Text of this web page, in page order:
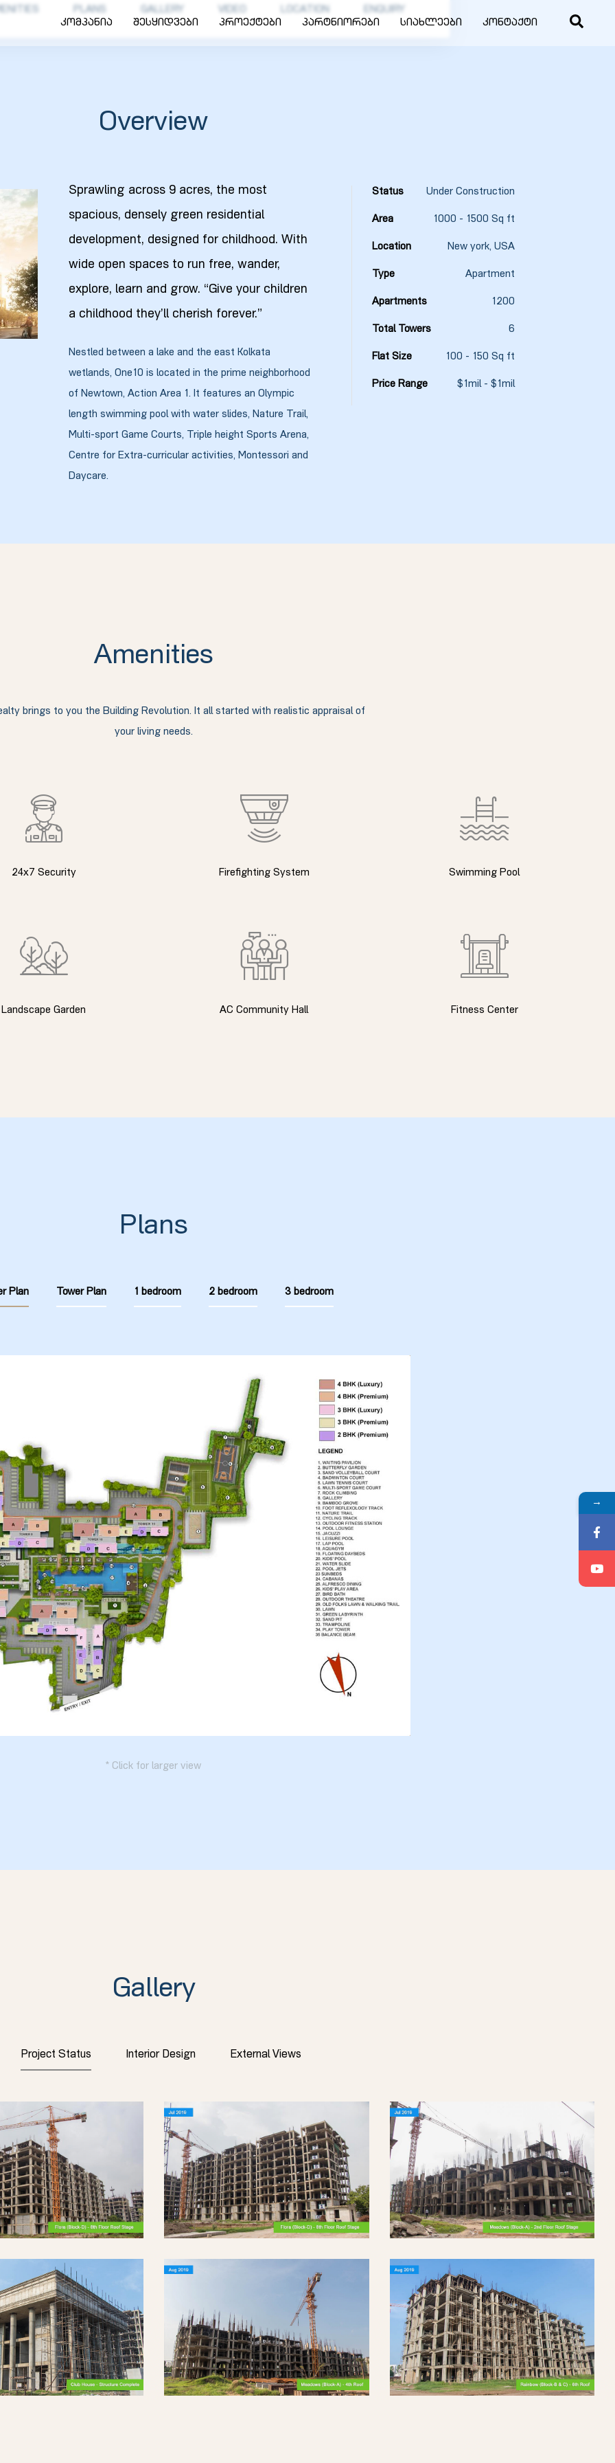
კომპანია შესყიდვები პროექტები პარტნიორები სიახლეები კონტაქტი
PLANS GALLERY VIDEO LOCATION ENQUIRY
Overview
Sprawling across 9 acres, the most
spacious, densely green residential
development, designed for childhood. With
wide open spaces to run free, wander,
explore, learn and grow. “Give your children
a childhood they’ll cherish forever.”
Nestled between a lake and the east Kolkata
wetlands, One10 is located in the prime neighborhood
of Newtown, Action Area 1. It features an Olympic
length swimming pool with water slides, Nature Trail,
Multi-sport Game Courts, Triple height Sports Arena,
Centre for Extra-curricular activities, Montessori and
Daycare.
Status Under Construction
Area 1000 - 1500 Sq ft
Location New york, USA
Type Apartment
Apartments 1200
Total Towers 6
Flat Size 100 - 150 Sq ft
Price Range $1mil - $1mil
Amenities
brings to you the Building Revolution. It all started with realistic appraisal of
your living needs.
24x7 Security
Landscape Garden
Firefighting System
AC Community Hall
Swimming Pool
Fitness Center
Plans
Plan Tower Plan 1 bedroom 2 bedroom 3 bedroom
* Click for larger view
Gallery
Project Status Interior Design External Views
→